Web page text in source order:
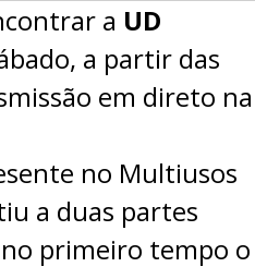
a UD
a partir das
em direto na
no Multiusos
a duas partes
primeiro tempo o